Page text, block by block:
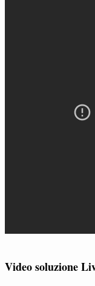
Video soluzione